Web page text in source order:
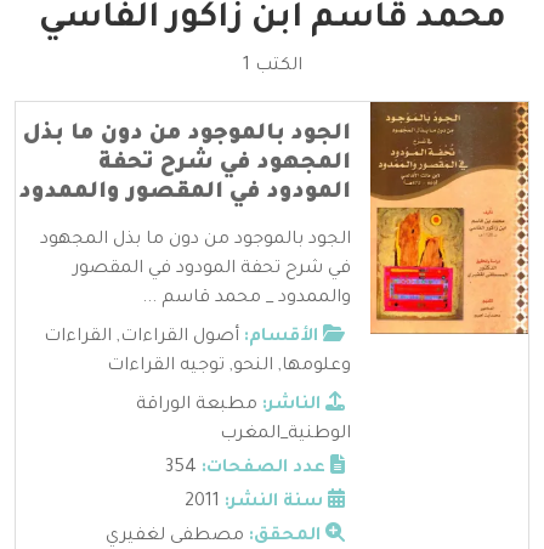
محمد قاسم ابن زاكور الفاسي
الكتب 1
الجود بالموجود من دون ما بذل
المجهود في شرح تحفة
المودود في المقصور والممدود
الجود بالموجود من دون ما بذل المجهود
في شرح تحفة المودود في المقصور
والممدود _ محمد قاسم ...
الأقسام: أصول القراءات, القراءات
وعلومها, النحو, توجيه القراءات
الناشر: مطبعة الوراقة
الوطنية_المغرب
عدد الصفحات:
سنة النشر:
المحقق: مصطفى لغفيري